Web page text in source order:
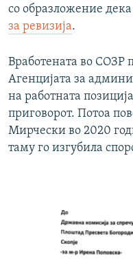
со образложение дека
за ревизија.
Вработената во СОЗР
Агенцијата за
на работната
приговорот. Потоа
Мирчески во 2020
таму го изгубила